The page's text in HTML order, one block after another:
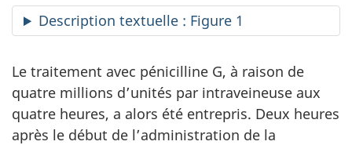
Description textuelle : Figure 1
Le traitement avec pénicilline G, à raison de
quatre millions d’unités par intraveineuse aux
quatre heures, a alors été entrepris. Deux heures
après le début de l’administration de la